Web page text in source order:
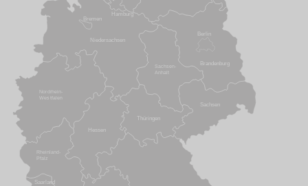
Nordrhein-
Westfalen
Niedersachsen
Bremen
Hamburg
Brandenburg
Thüringen
Sachsen
Sachsen-
Anhalt
Berlin
Hessen
Rheinland-
Pfalz
Saarland